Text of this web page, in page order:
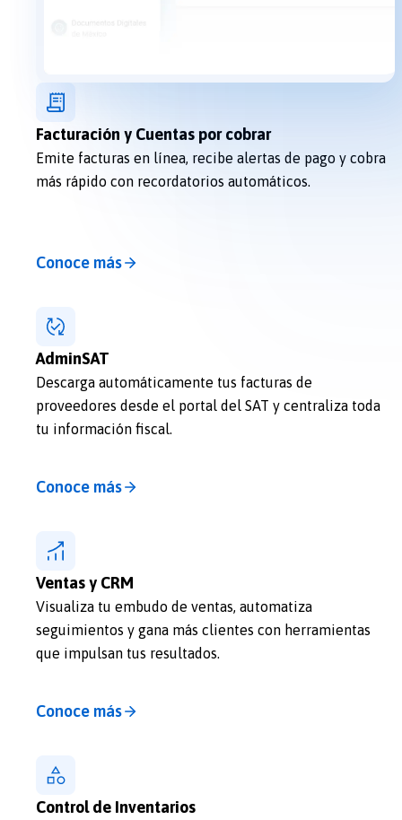
Facturación y Cuentas por cobrar
Emite facturas en línea, recibe alertas de pago y cobra
más rápido con recordatorios automáticos.
Conoce más
AdminSAT
Descarga automáticamente tus facturas de
proveedores desde el portal del SAT y centraliza toda
tu información fiscal.
Conoce más
Ventas y CRM
Visualiza tu embudo de ventas, automatiza
seguimientos y gana más clientes con herramientas
que impulsan tus resultados.
Conoce más
Control de Inventarios